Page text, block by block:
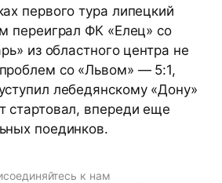
первого тура липецкий
переиграл ФК «Елец» со
из областного центра не
со «Львом» — 5:1,
лебедянскому «Дону»
впереди еще
поединков.
к нам